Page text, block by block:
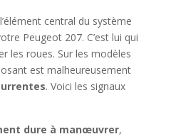
central du système
Peugeot 207. C’est lui qui
les roues. Sur les modèles
est malheureusement
. Voici les signaux
dure à manœuvrer,